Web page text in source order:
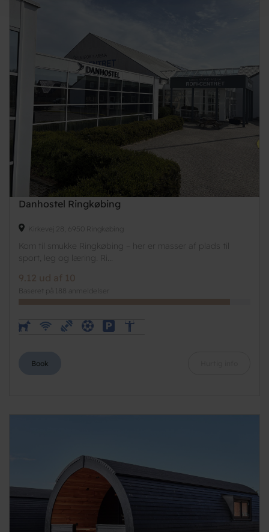
Danhostel Ringkøbing
Kirkevej 28, 6950 Ringkøbing
Kom til smukke Ringkøbing – her er masser af plads til
sport, leg og læring. Ri...
9.12 ud af 10
Baseret på 188 anmeldelser
Book